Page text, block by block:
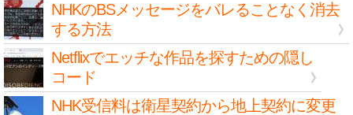
NHKのBSメッセージをバレることなく消去
する方法
Netflixでエッチな作品を探すための隠し
コード
NHK受信料は衛星契約から地上契約に変更